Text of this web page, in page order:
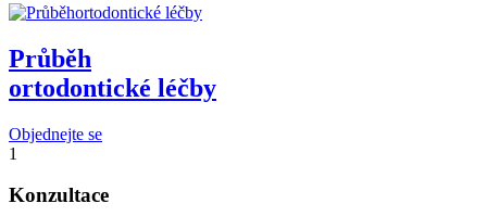
Průběh
ortodontické léčby
Objednejte se
1
Konzultace